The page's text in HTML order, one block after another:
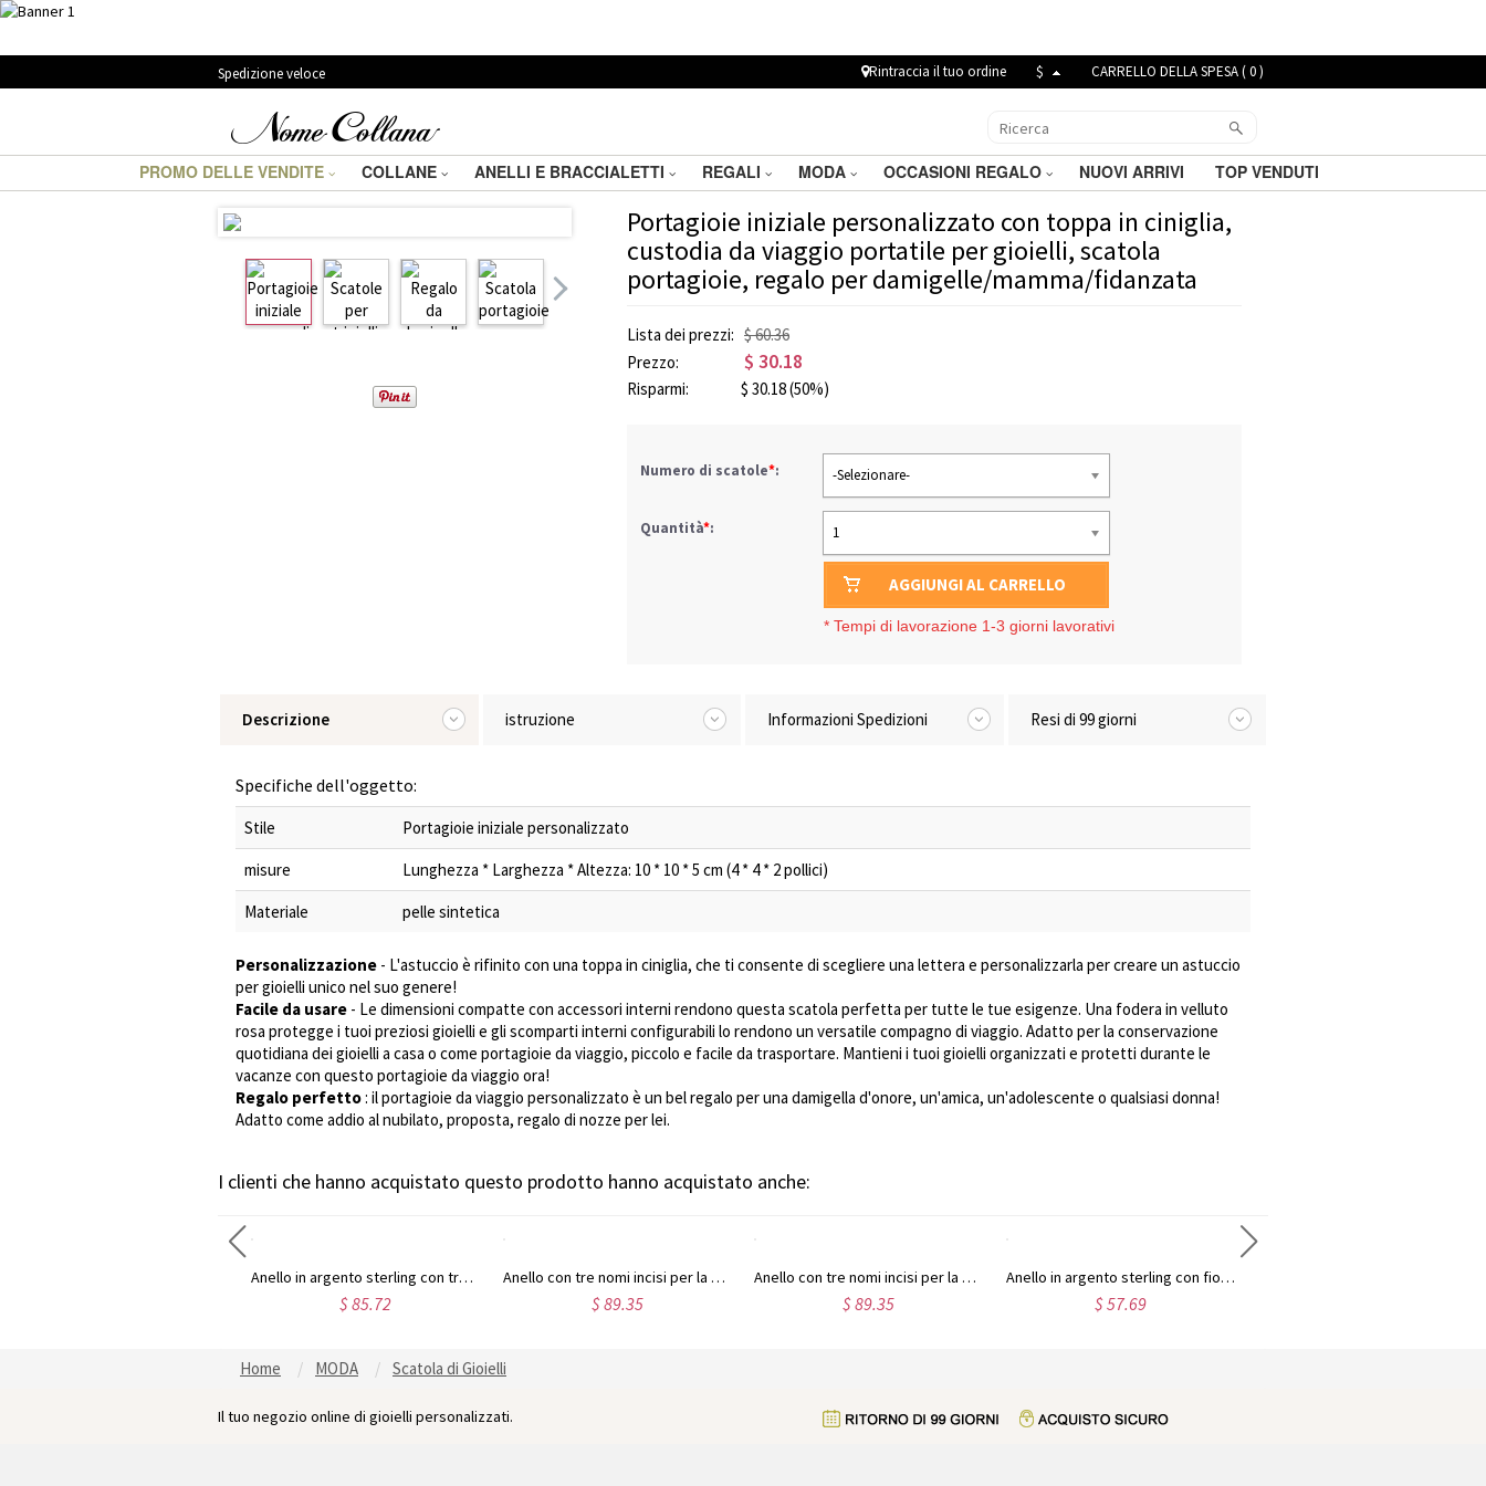
Spedizione veloce Rintraccia il tuo ordine $ CARRELLO DELLA SPESA (0)
PROMO DELLE VENDITE COLLANE ANELLI E BRACCIALETTI REGALI MODA OCCASIONI REGALO NUOVI ARRIVI TOP VENDUTI
Portagioie iniziale personalizzato con toppa in ciniglia,
custodia da viaggio portatile per gioielli, scatola
portagioie, regalo per damigelle/mamma/fidanzata
Lista dei prezzi: $ 60.36
Prezzo:
$ 30.18
Risparmi: $ 30.18(50%)
Numero di scatole*: -Selezionare-
Quantità*: 1
AGGIUNGI AL CARRELLO
* Tempi di lavorazione 1-3 giorni lavorativi
Descrizione istruzione Informazioni Spedizioni Resi di 99 giorni
Specifiche dell'oggetto:
Stile
Portagioie iniziale personalizzato
misure
Lunghezza * Larghezza * Altezza: 10 * 10 * 5 cm (4 * 4 * 2 pollici)
Materiale
pelle sintetica
Personalizzazione - L'astuccio è rifinito con una toppa in ciniglia, che ti consente di scegliere una lettera e personalizzarla per creare un astuccio
per gioielli unico nel suo genere!
Facile da usare - Le dimensioni compatte con accessori interni rendono questa scatola perfetta per tutte le tue esigenze. Una fodera in velluto
rosa protegge i tuoi preziosi gioielli e gli scomparti interni configurabili lo rendono un versatile compagno di viaggio. Adatto per la conservazione
quotidiana dei gioielli a casa o come portagioie da viaggio, piccolo e facile da trasportare. Mantieni i tuoi gioielli organizzati e protetti durante le
vacanze con questo portagioie da viaggio ora!
Regalo perfetto: il portagioie da viaggio personalizzato è un bel regalo per una damigella d'onore, un'amica, un'adolescente o qualsiasi donna!
Adatto come addio al nubilato, proposta, regalo di nozze per lei.
I clienti che hanno acquistato questo prodotto hanno acquistato anche:
Anello in argento sterling con tre nomi di bambini per le mamme
$ 85.72
Anello con tre nomi incisi per la mamma, placcato oro
$ 89.35
Anello con tre nomi incisi per la mamma in oro rosa
$ 89.35
Anello in argento sterling con fiocco e pietra portafortuna a forma di cuore, personalizzato con i nomi delle coppie
$ 57.69
Home MODA Scatola di Gioielli
Il tuo negozio online di gioielli personalizzati.